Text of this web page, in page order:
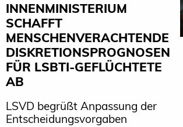
INNENMINISTERIUM
SCHAFFT
MENSCHENVERACHTENDE
DISKRETIONSPROGNOSEN
FÜR LSBTI-GEFLÜCHTETE
AB
LSVD begrüßt Anpassung der
Entscheidungsvorgaben